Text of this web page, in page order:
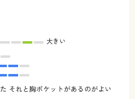
大きい
それと胸ポケットがあるのがよい